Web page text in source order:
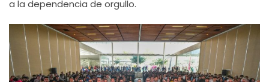
a la dependencia de orgullo.